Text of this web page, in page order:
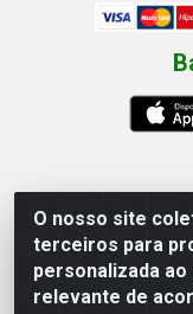
O nosso site
terceiros para
personalizada
relevante de
Eletrofarias
Grande/PB -